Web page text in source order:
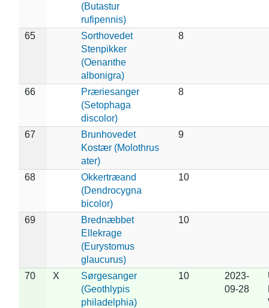
(Butastur
rufipennis)
65
Sorthovedet
Stenpikker
(Oenanthe
albonigra)
8
66
Præriesanger
(Setophaga
discolor)
8
67
Brunhovedet
Kostær (Molothrus
ater)
9
68
Okkertræand
(Dendrocygna
bicolor)
10
69
Brednæbbet
Ellekrage
(Eurystomus
glaucurus)
10
70 X
Sørgesanger
(Geothlypis
philadelphia)
10
2023-
09-28